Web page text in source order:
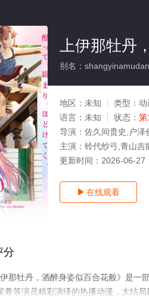
上伊那牡丹
别名：
地区： 未知 类型： 动
语言： 未知 状态： 第
导演： 佐久间贵史,户泽
主演： 铃代纱弓,青山吉
更新时间： 2026-06-27
 在线观看
分
那牡丹，酒醉身姿似百合花般》是一
希等演员精彩演绎的热播动漫，大结